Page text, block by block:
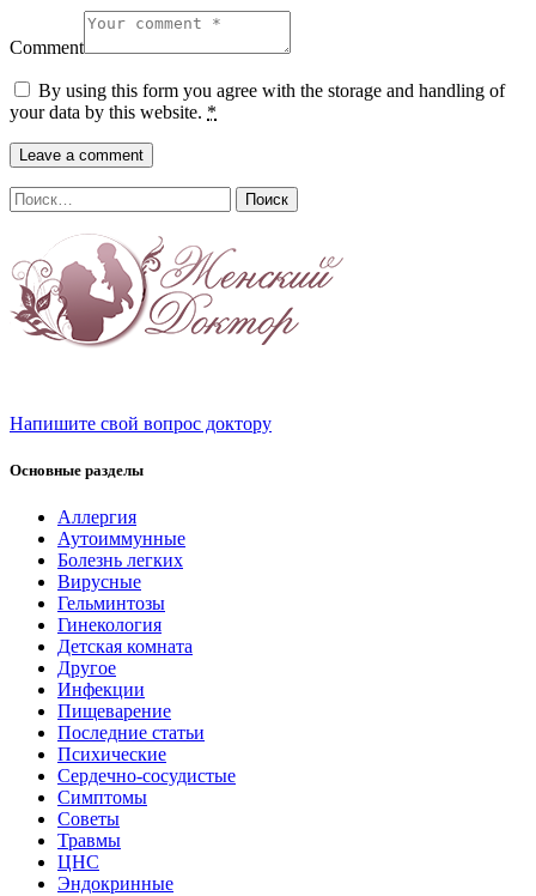
Comment
By using this form you agree with the storage and handling of
your data by this website. *
Найти:
Напишите свой вопрос доктору
Основные разделы
Аллергия
Аутоиммунные
Болезнь легких
Вирусные
Гельминтозы
Гинекология
Детская комната
Другое
Инфекции
Пищеварение
Последние статьи
Психические
Сердечно-сосудистые
Симптомы
Советы
Травмы
ЦНС
Эндокринные